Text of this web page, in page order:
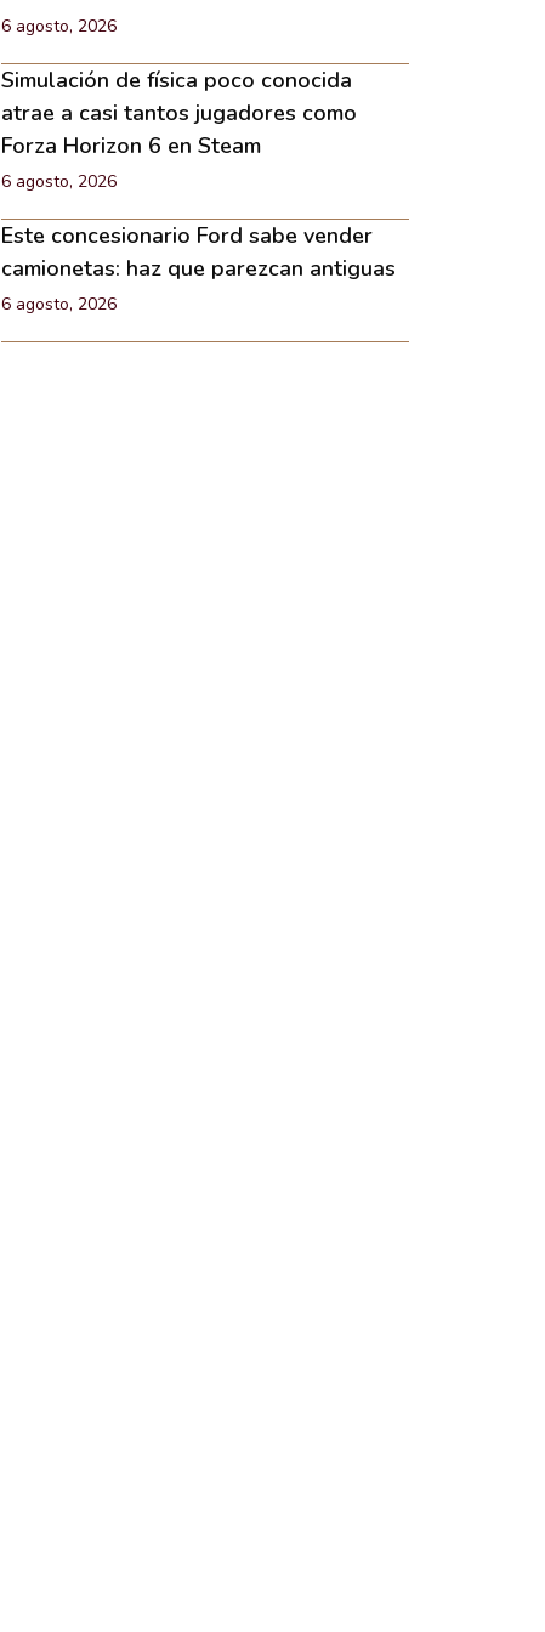
6 agosto, 2026
Simulación de física poco conocida
atrae a casi tantos jugadores como
Forza Horizon 6 en Steam
6 agosto, 2026
Este concesionario Ford sabe vender
camionetas: haz que parezcan antiguas
6 agosto, 2026